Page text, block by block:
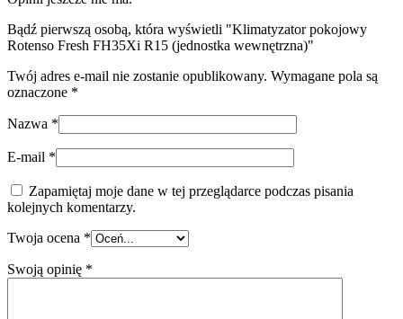
Bądź pierwszą osobą, która wyświetli "Klimatyzator pokojowy
Rotenso Fresh FH35Xi R15 (jednostka wewnętrzna)"
Twój adres e-mail nie zostanie opublikowany. Wymagane pola są
oznaczone *
Nazwa *
E-mail *
Zapamiętaj moje dane w tej przeglądarce podczas pisania
kolejnych komentarzy.
Twoja ocena *
Swoją opinię *